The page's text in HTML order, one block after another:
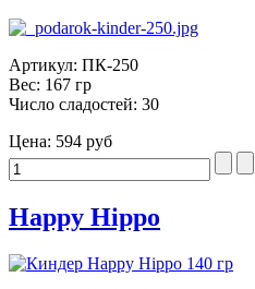
Артикул: ПК-250
Вес: 167 гр
Число сладостей: 30
Цена: 594 руб
Happy Hippo